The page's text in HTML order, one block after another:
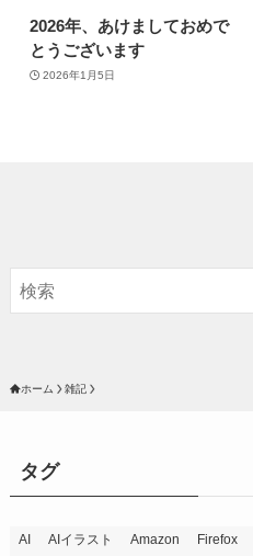
2026年、あけましておめで
とうございます
2026年1月5日
ホーム 雑記
タグ
AI AIイラスト Amazon Firefox